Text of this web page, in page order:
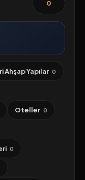
0
Ahşap Yapılar 0
Oteller 0
0